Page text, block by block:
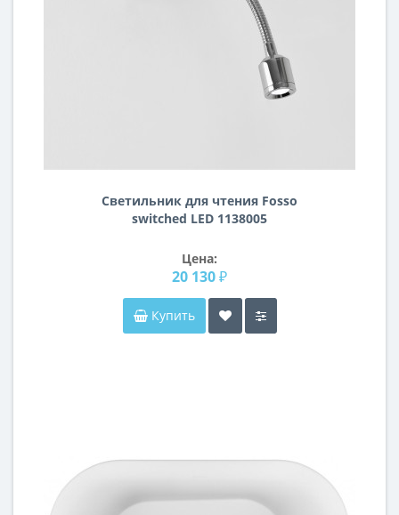
Светильник для чтения Fosso
switched LED 1138005
Цена:
20 130 ₽
Купить